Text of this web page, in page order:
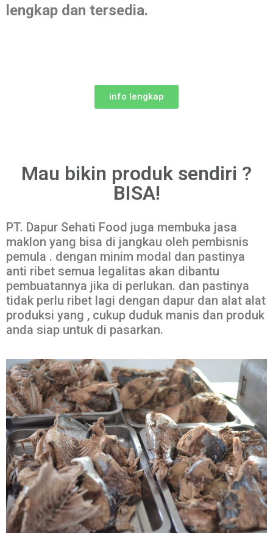
lengkap dan tersedia.
info lengkap
Mau bikin produk sendiri ?
BISA!
PT. Dapur Sehati Food juga membuka jasa
maklon yang bisa di jangkau oleh pembisnis
pemula . dengan minim modal dan pastinya
anti ribet semua legalitas akan dibantu
pembuatannya jika di perlukan. dan pastinya
tidak perlu ribet lagi dengan dapur dan alat alat
produksi yang , cukup duduk manis dan produk
anda siap untuk di pasarkan.